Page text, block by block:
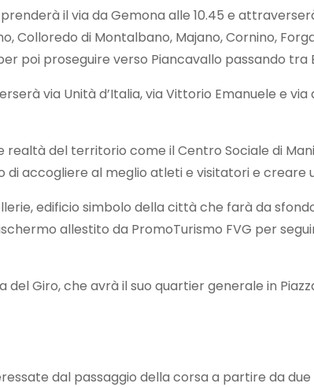
il via da Gemona alle 10.45 e
Colloredo di Montalbano, Majano, Cornino,
poi proseguire verso Piancavallo passando
via Unità d’Italia, via Vittorio Emanuele e
realtà del territorio come il Centro Sociale di
di accogliere al meglio atleti e visitatori e creare
edificio simbolo della città che farà da
allestito da PromoTurismo FVG per
del Giro, che avrà il suo quartier generale in
dal passaggio della corsa a partire da